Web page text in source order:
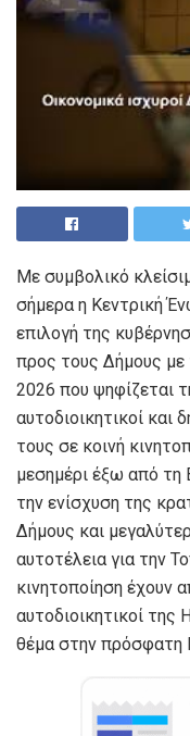
Με συμβολικό
σήμερα η Κεντρική
επιλογή της
προς τους Δήμους με
2026 που ψηφίζεται
αυτοδιοικητικοί
τους σε κοινή
μεσημέρι έξω από τη
την ενίσχυση της
Δήμους και
αυτοτέλεια για την
κινητοποίηση έχουν
αυτοδιοικητικοί της
θέμα στην πρόσφατη